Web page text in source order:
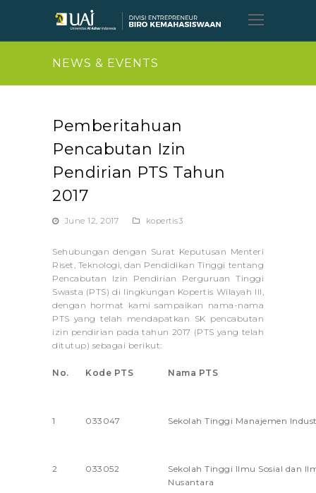
Open
Mobile
NEWS & EVENTS
Pemberitahuan
Pencabutan Izin
Pendirian PTS Tahun
2017
June 12, 2017 kopertis3
Sehubungan dengan Surat Keputusan Menteri
Riset, Teknologi, dan Pendidikan Tinggi tentang
Pencabutan Izin Pendirian Perguruan Tinggi
Swasta (PTS) di lingkungan Kopertis Wilayah III,
dengan hormat kami sampaikan nama-nama
PTS yang telah mendapatkan SK pencabutan
izin pendirian pada tahun 2017 (PTS yang telah
ditutup) sebagai berikut:
No. Kode PTS Nama PTS
1 033047 Sekolah Tinggi Manajemen
2 033052
Sekolah Tinggi Ilmu Sosial dan
Nusantara